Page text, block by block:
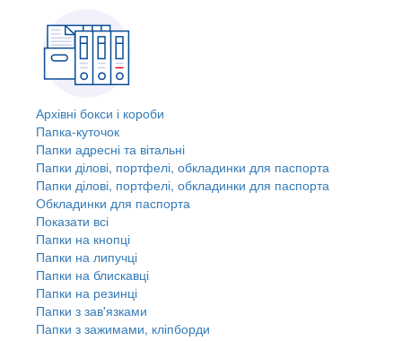
Архівні бокси і короби
Папка-куточок
Папки адресні та вітальні
Папки ділові, портфелі, обкладинки для паспорта
Папки ділові, портфелі, обкладинки для паспорта
Обкладинки для паспорта
Показати всі
Папки на кнопці
Папки на липучці
Папки на блискавці
Папки на резинці
Папки з зав'язками
Папки з зажимами, кліпборди